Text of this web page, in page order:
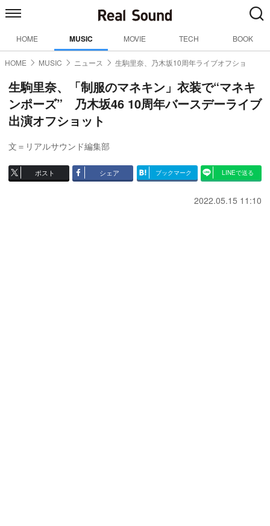
HOME MUSIC MOVIE TECH BOOK
HOME MUSIC ニュース 生駒里奈、乃木坂10周年ライブオフショ
生駒里奈、「制服のマネキン」衣装で“マネキ
ンポーズ” 乃木坂46 10周年バースデーライブ
出演オフショット
文＝リアルサウンド編集部
ポスト シェア ブックマーク LINEで送る
2022.05.15 11:10